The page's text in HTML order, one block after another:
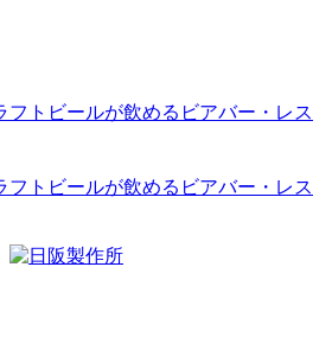
フトビールが飲めるビアバー・レス
フトビールが飲めるビアバー・レス